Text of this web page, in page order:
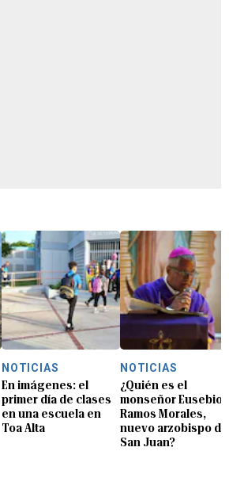
NOTICIAS
En imágenes: el
primer día de clases
en una escuela en
Toa Alta
NOTICIAS
¿Quién es el
monseñor Eusebio
Ramos Morales,
nuevo arzobispo de
San Juan?